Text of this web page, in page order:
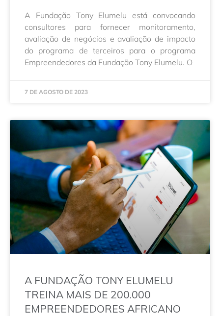
A Fundação Tony Elumelu está convocando
consultores para fornecer monitoramento,
avaliação de negócios e avaliação de impacto
do programa de terceiros para o programa
Empreendedores da Fundação Tony Elumelu. O
7 DE AGOSTO DE 2023
A FUNDAÇÃO TONY ELUMELU
TREINA MAIS DE 200.000
EMPREENDEDORES AFRICANO